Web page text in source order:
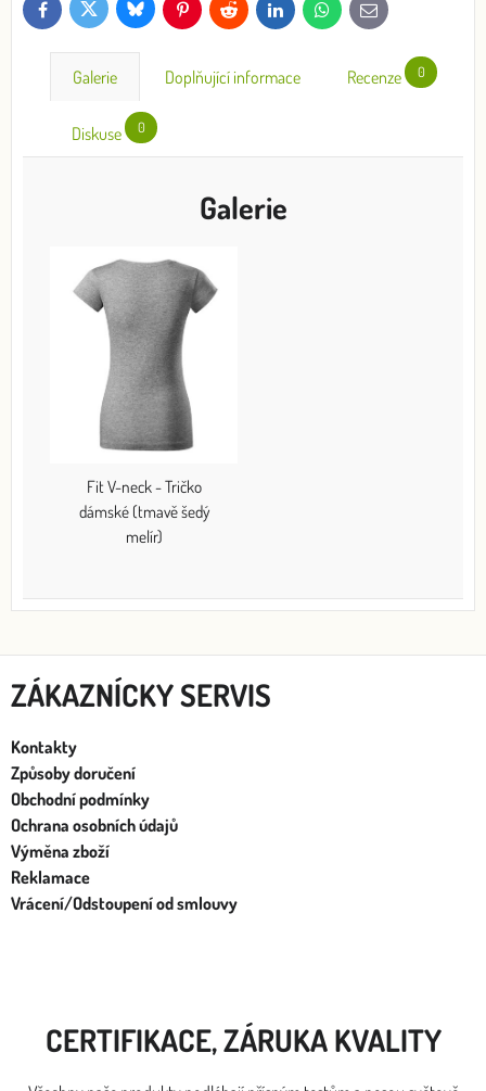
FacebookTwitter Bluesky PinterestReddit LinkedInWhatsApp
E-
mail
Galerie Doplňující informace Recenze 0
Diskuse 0
Galerie
Fit V-neck - Tričko
dámské (tmavě šedý
melír)
ZÁKAZNÍCKY SERVIS
Kontakty
Způsoby doručení
Obchodní podmínky
Ochrana osobních údajů
Výměna zboží
Reklamace
Vrácení/Odstoupení od smlouvy
CERTIFIKACE, ZÁRUKA KVALITY